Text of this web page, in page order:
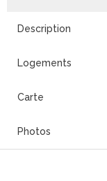
Description
Logements
Carte
Photos